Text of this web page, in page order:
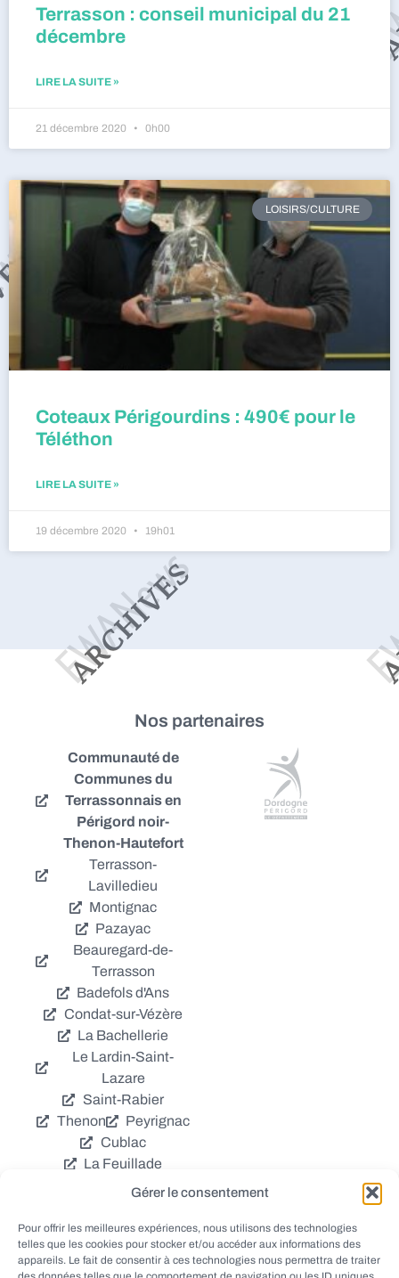
Gérer le consentement
Pour offrir les meilleures expériences, nous utilisons des technologies
telles que les cookies pour stocker et/ou accéder aux informations des
appareils. Le fait de consentir à ces technologies nous permettra de traiter
Terrasson : conseil municipal du 21
décembre
LIRE LA SUITE »
21 décembre 2020 0h00
LOISIRS/CULTURE
Coteaux Périgourdins : 490€ pour le
Téléthon
LIRE LA SUITE »
19 décembre 2020 19h01
Nos partenaires
Communauté de
Communes du
Terrassonnais en
Périgord noir-
Thenon-Hautefort
Terrasson-
Lavilledieu
Montignac
Pazayac
Beauregard-de-
Terrasson
Badefols d'Ans
Condat-sur-Vézère
La Bachellerie
Le Lardin-Saint-
Lazare
Saint-Rabier
Thenon
Peyrignac
Cublac
La Feuillade
Chavagnac
Coly
Grèzes
Aubas
Villac
Azerat
Ladornac